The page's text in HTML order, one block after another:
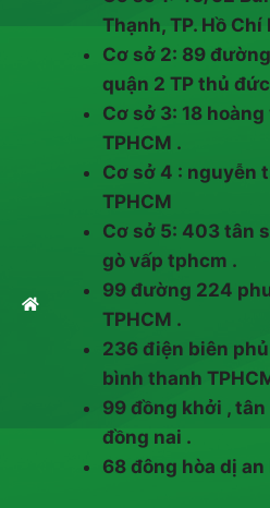
Thạnh, TP. Hồ Chí
Cơ sở 2: 89
quận 2 TP thủ đức
Cơ sở 3: 18
TPHCM .
Cơ sở 4 : nguyễn
TPHCM
Cơ sở 5: 403 tân
gò vấp tphcm .
99 đường 224
TPHCM .
236 điện biên
bình thanh
99 đồng khởi ,
đồng nai .
68 đông hòa dị